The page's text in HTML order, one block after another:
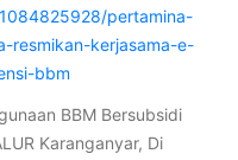
pertamina-
resmikan-kerjasama-e-
bbm
BBM Bersubsidi
Karanganyar, Di